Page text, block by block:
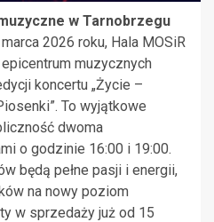
w Tarnobrzegu
2026 roku, Hala MOSiR
muzycznych
koncertu „Życie –
To wyjątkowe
dwoma
o godzinie 16:00 i 19:00.
będą pełne pasji i energii,
na nowy poziom
w sprzedaży już od 15